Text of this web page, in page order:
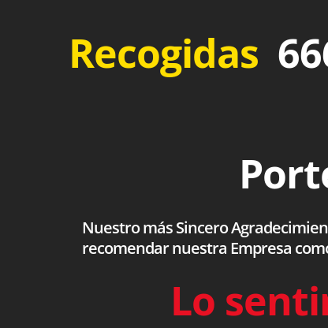
Recogidas
Nuestro más Sincero
recomendar nuestra Empresa
Lo